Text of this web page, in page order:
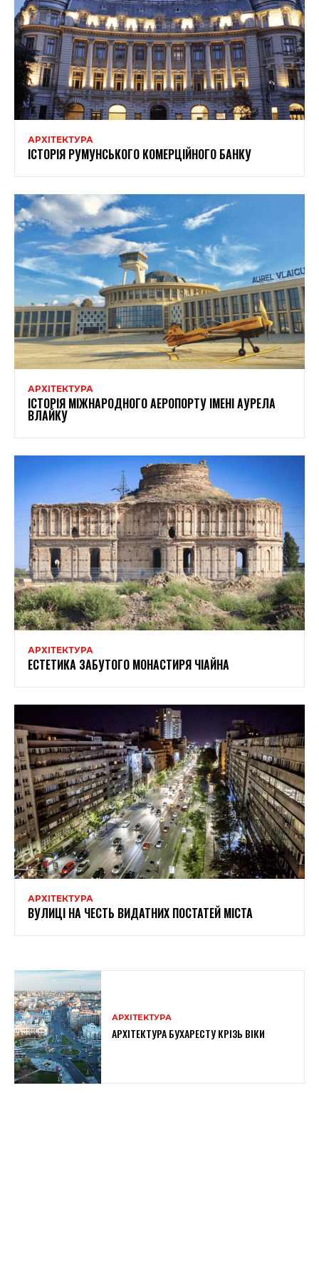
АРХІТЕКТУРА
ІСТОРІЯ РУМУНСЬКОГО КОМЕРЦІЙНОГО БАНКУ
АРХІТЕКТУРА
ІСТОРІЯ МІЖНАРОДНОГО АЕРОПОРТУ ІМЕНІ АУРЕЛА
ВЛАЙКУ
АРХІТЕКТУРА
ЕСТЕТИКА ЗАБУТОГО МОНАСТИРЯ ЧІАЙНА
АРХІТЕКТУРА
ВУЛИЦІ НА ЧЕСТЬ ВИДАТНИХ ПОСТАТЕЙ МІСТА
АРХІТЕКТУРА
АРХІТЕКТУРА БУХАРЕСТУ КРІЗЬ ВІКИ